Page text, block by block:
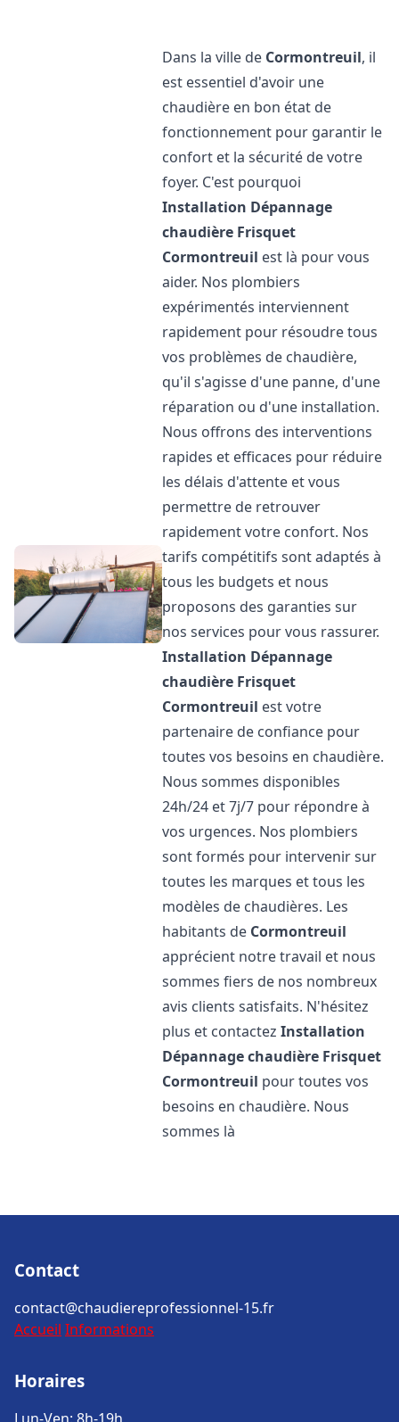
Dans la ville de Cormontreuil, il
est essentiel d'avoir une
chaudière en bon état de
fonctionnement pour garantir le
confort et la sécurité de votre
foyer. C'est pourquoi
Installation Dépannage
chaudière Frisquet
Cormontreuil est là pour vous
aider. Nos plombiers
expérimentés interviennent
rapidement pour résoudre tous
vos problèmes de chaudière,
qu'il s'agisse d'une panne, d'une
réparation ou d'une installation.
Nous offrons des interventions
rapides et efficaces pour réduire
les délais d'attente et vous
permettre de retrouver
rapidement votre confort. Nos
tarifs compétitifs sont adaptés à
tous les budgets et nous
proposons des garanties sur
nos services pour vous rassurer.
Installation Dépannage
chaudière Frisquet
Cormontreuil est votre
partenaire de confiance pour
toutes vos besoins en chaudière.
Nous sommes disponibles
24h/24 et 7j/7 pour répondre à
vos urgences. Nos plombiers
sont formés pour intervenir sur
toutes les marques et tous les
modèles de chaudières. Les
habitants de Cormontreuil
apprécient notre travail et nous
sommes fiers de nos nombreux
avis clients satisfaits. N'hésitez
plus et contactezInstallation
Dépannage chaudière Frisquet
Cormontreuil pour toutes vos
besoins en chaudière. Nous
sommes là
Contact
contact@chaudiereprofessionnel-15.fr
Accueil Informations
Horaires